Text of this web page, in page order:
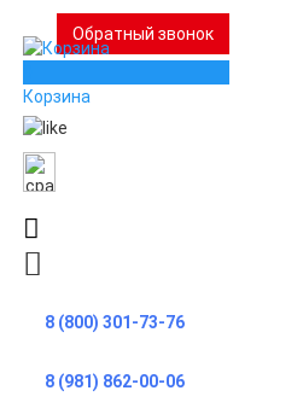
Обратный звонок
Корзина
8 (800) 301-73-76
8 (981) 862-00-06